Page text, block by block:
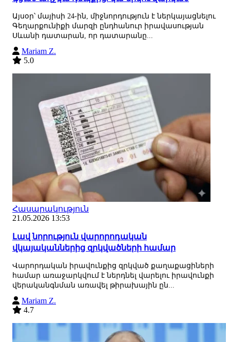
Այսօր՝ մայիսի 24-ին, միջնորդություն է ներկայացնելու
Գեղարքունիքի մարզի ընդհանուր իրավասության
Սևանի դատարան, որ դատարանը...
Mariam Z.
5.0
Հասարակություն
21.05.2026 13:53
Լավ նորություն վարորոդական
վկայականներից զրկվածների համար
Վարորդական իրավունքից զրկված քաղաքացիների
համար առաջարկվում է ներդնել վարելու իրավունքի
վերականգնման առավել թիրախային ըն...
Mariam Z.
4.7